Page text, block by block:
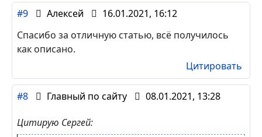
#9 Алексей
16.01.2021, 16:12
Спасибо за отличную статью, всё получилось
как описано.
Цитировать
#8 Главный по сайту 08.01.2021, 13:28
Цитирую Сергей: